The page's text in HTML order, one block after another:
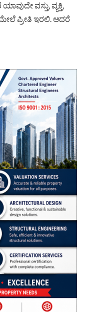
ವಸ್ತು, ವ್ಯಕ್ತಿ,
ಮೇಲೆ ಪ್ರೀತಿ ಇರಲಿ. ಆದರೆ